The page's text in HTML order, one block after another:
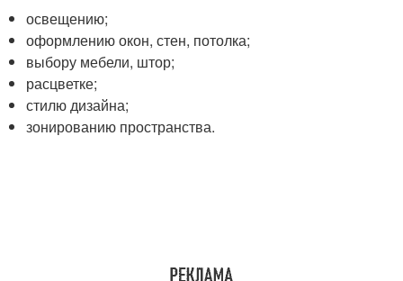
освещению;
оформлению окон, стен, потолка;
выбору мебели, штор;
расцветке;
стилю дизайна;
зонированию пространства.